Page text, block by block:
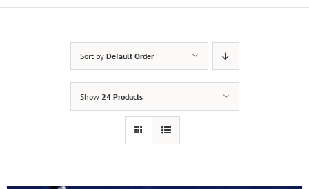
Sort by Default Order
Show 24 Products